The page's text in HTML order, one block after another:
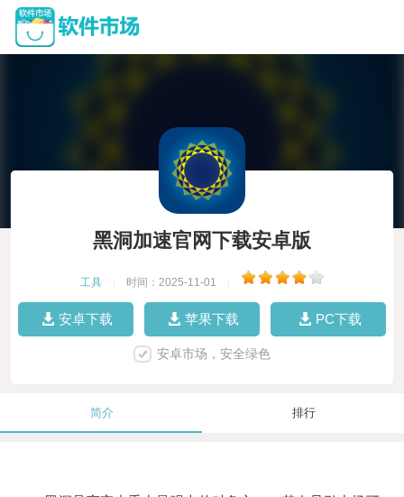
黑洞加速官网下载安卓版
工具 时间：2025-11-01
安卓下载 苹果下载 PC下载
安卓市场，安全绿色
简介 排行